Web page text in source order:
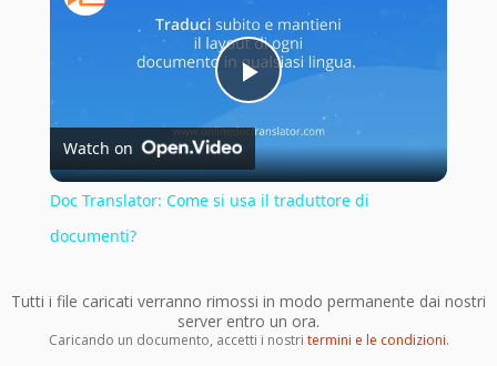
Play
Video
Watch on
Doc Translator: Come si usa il traduttore di
documenti?
Tutti i file caricati verranno rimossi in modo permanente dai nostri
server entro un ora.
Caricando un documento, accetti i nostri termini e le condizioni.